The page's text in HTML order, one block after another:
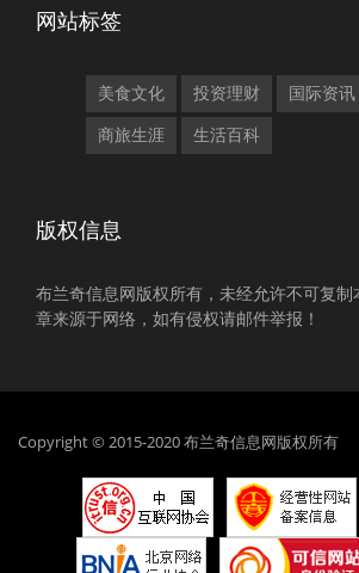
网站标签
美食文化 投资理财 国际资讯
商旅生涯 生活百科
版权信息
布兰奇信息网版权所有，未经允许不可复制
章来源于网络，如有侵权请邮件举报！
Copyright © 2015-2020 布兰奇信息网版权所有